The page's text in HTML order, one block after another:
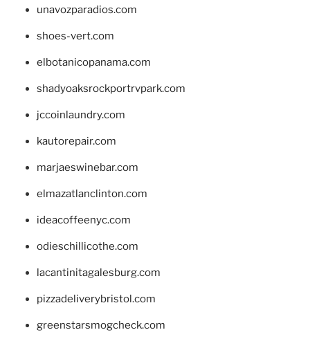
unavozparadios.com
shoes-vert.com
elbotanicopanama.com
shadyoaksrockportrvpark.com
jccoinlaundry.com
kautorepair.com
marjaeswinebar.com
elmazatlanclinton.com
ideacoffeenyc.com
odieschillicothe.com
lacantinitagalesburg.com
pizzadeliverybristol.com
greenstarsmogcheck.com